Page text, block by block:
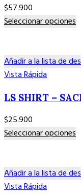
$57.900
Seleccionar opciones
Añadir a la lista de
Vista Rápida
LS SHIRT –
$25.900
Seleccionar opciones
Añadir a la lista de
Vista Rápida